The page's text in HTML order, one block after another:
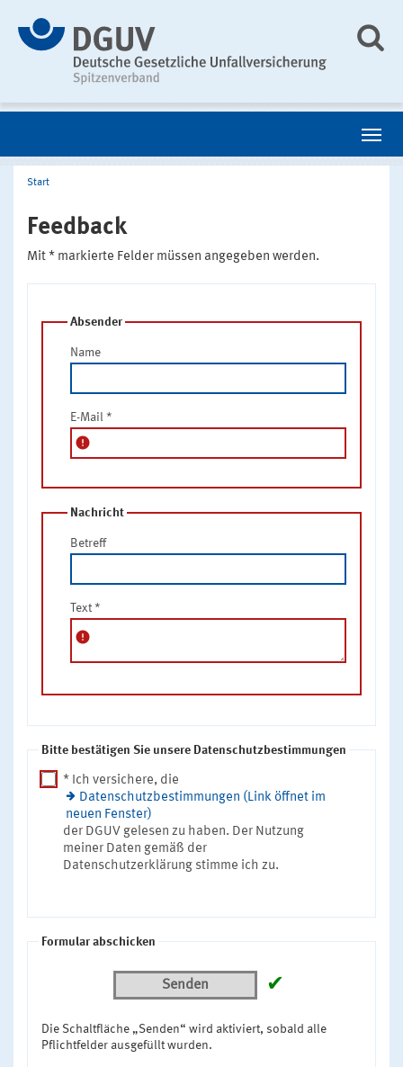
Start
Feedback
Mit * markierte Felder müssen angegeben werden.
Absender
Name
E-Mail *
error
Nachricht
Betreff
Text *
error
Bitte bestätigen Sie unsere Datenschutzbestimmungen
* Ich versichere, die
Datenschutzbestimmungen (Link öffnet im
neuen Fenster)
der DGUV gelesen zu haben. Der Nutzung
meiner Daten gemäß der
Datenschutzerklärung stimme ich zu.
Formular abschicken
Senden ✔
Die Schaltfläche „Senden“ wird aktiviert, sobald alle
Pflichtfelder ausgefüllt wurden.